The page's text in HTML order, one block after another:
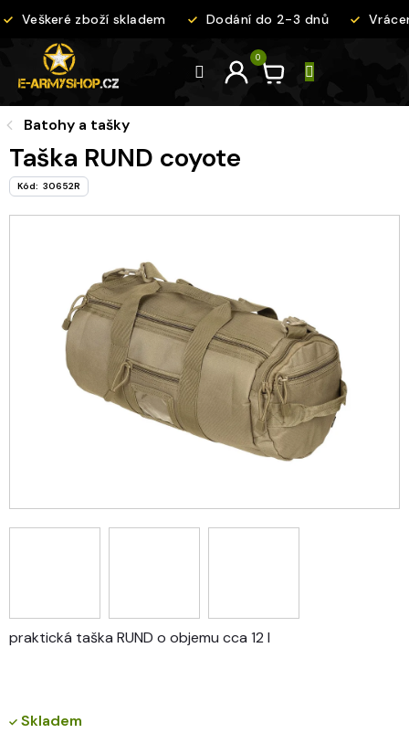
na
Veškeré zboží skladem Dodání do 2-3 dnů
Batohy a tašky
Taška RUND coyote
Kód: 30652R
praktická taška RUND o objemu cca 12 l
Skladem